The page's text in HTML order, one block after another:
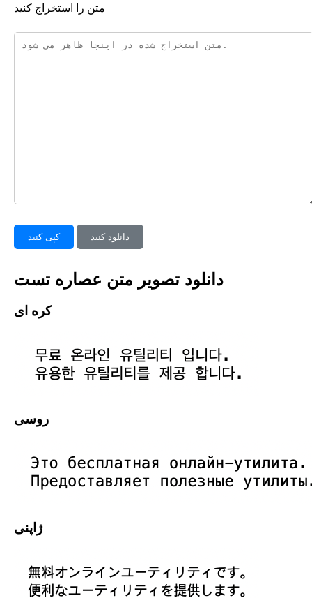
متن را استخراج کنید
کپی کنید دانلود کنید
دانلود تصویر متن عصاره تست
کره ای
روسی
ژاپنی